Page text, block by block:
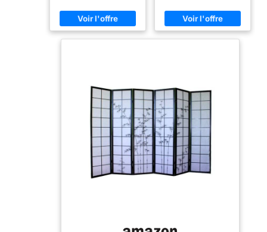
Paravent pliant et
léger avec charnière
bidirectionnelle
espace
papier de riz blanc.
Occultant, ce paravent
vous permettra de créer
papier de riz blanc.
Occultant, ce paravent
vous permettra de créer